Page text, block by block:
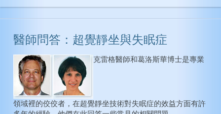
動脈硬化症
膽固醇
糖尿病
高血壓
注意力不足過動症
醫師問答：超覺靜坐與失眠症
克雷格醫師和葛洛斯華博士是專業
領域裡的佼佼者，在超覺靜坐技術對失眠症的效益方面有許